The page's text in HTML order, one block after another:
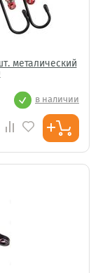
металический
в наличии